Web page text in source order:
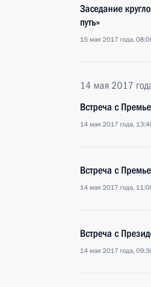
Заседание
путь»
15 мая 2017 года,
14 мая 2017
Встреча с
14 мая 2017 года,
Встреча с
14 мая 2017 года,
Встреча с
14 мая 2017 года,